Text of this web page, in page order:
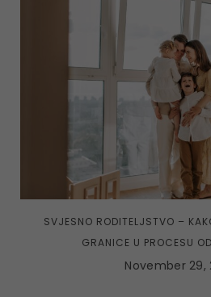
SVJESNO RODITELJSTVO –
GRANICE U PROCESU
November 29,